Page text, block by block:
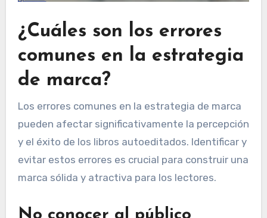
¿Cuáles son los errores
comunes en la estrategia
de marca?
Los errores comunes en la estrategia de marca
pueden afectar significativamente la percepción
y el éxito de los libros autoeditados. Identificar y
evitar estos errores es crucial para construir una
marca sólida y atractiva para los lectores.